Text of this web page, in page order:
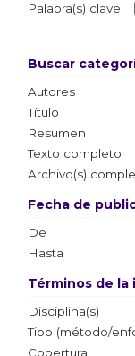
Palabra(s) clave
Buscar
Autores
Título
Resumen
Texto completo
Archivo(s)
Fecha de
De
Hasta
Términos de la
Disciplina(s)
Tipo (método/
Cobertura